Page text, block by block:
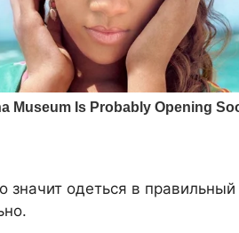
значит одеться в правильный